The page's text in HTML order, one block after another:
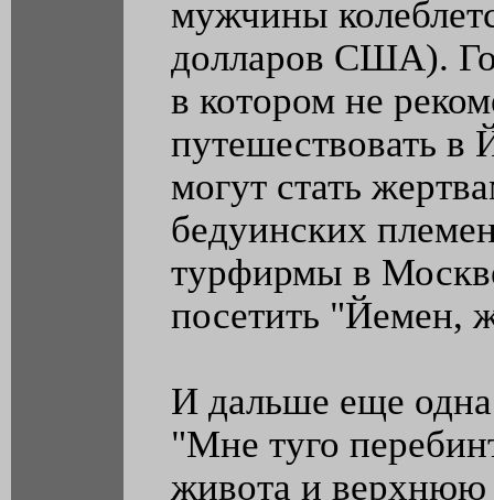
мужчины
долларов США).
в котором не
путешествовать в
могут стать
бедуинских
турфирмы в
посетить "Йемен,
И дальше еще
"Мне туго
живота и верхнюю